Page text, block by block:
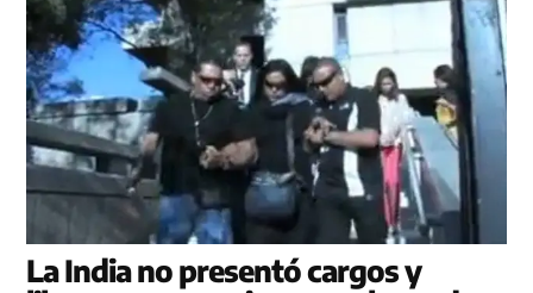
La India no presentó cargos y